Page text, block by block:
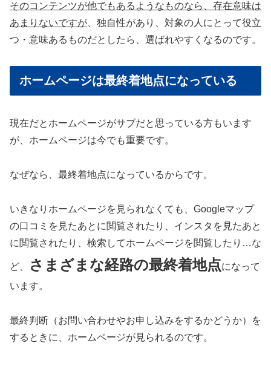
そのコンテンツが他でもあるようなものなら、存在意味は
あまりないですが 、独自性があり、対象の人にとって役立
つ・意味あるものだとしたら、選ばれやすくなるのです。
ホームページは最終着地点になっている
現在だとホームページがサブだと思っている方もいます
が、ホームページは今でも重要です。
なぜなら、最終着地点になっているからです。
いきなりホームページを見られなくても、Googleマップ
の口コミを見たあとに閲覧されたり、インスタを見たあと
に閲覧されたり、検索してホームページを閲覧したり…な
ど、 さまざまな経路の最終着地点になって
います。
最終判断（お問い合わせやお申し込みをするかどうか）を
するときに、ホームページが見られるのです。